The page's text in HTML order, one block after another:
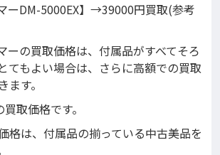
ーDM-5000EX】→39000円買取(参考
ーの買取価格は、付属品がすべてそろ
てもよい場合は、さらに高額での買取
す。
取価格です。
格は、付属品の揃っている中古美品を